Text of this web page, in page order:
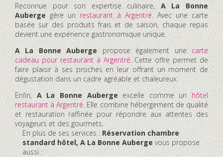
Reconnue pour son expertise culinaire,A La Bonne
Aubergegère unrestaurant à Argentré. Avec une carte
basée sur des produits frais et de saison, chaque repas
devient une expérience gastronomique unique.
A La Bonne Aubergepropose également unecarte
cadeau pour restaurant à Argentré. Cette offre permet de
faire plaisir à ses proches en leur offrant un moment de
dégustation dans un cadre agréable et chaleureux.
Enfin,A La Bonne Aubergeexcelle comme unhôtel
restaurant à Argentré. Elle combine hébergement de qualité
et restauration raffinée pour répondre aux attentes des
voyageurs et des gourmets.
En plus de ses services :Réservation chambre
standard hôtel, A La Bonne Aubergevous propose
aussi :